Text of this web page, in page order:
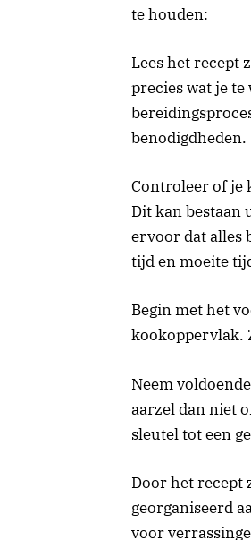
te houden:
Lees het recept
precies wat je
benodigdheden.
Controleer of je
Dit kan bestaan
ervoor dat alles
tijd en moeite
Begin met het
kookoppervlak.
Neem
aarzel dan niet
sleutel tot een
Door het recept
georganiseerd
voor